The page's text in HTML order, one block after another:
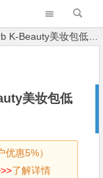
美妆包低于5折优惠
美妆包低
惠5%）
了解详情